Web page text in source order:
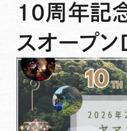
10周年記
スオープ